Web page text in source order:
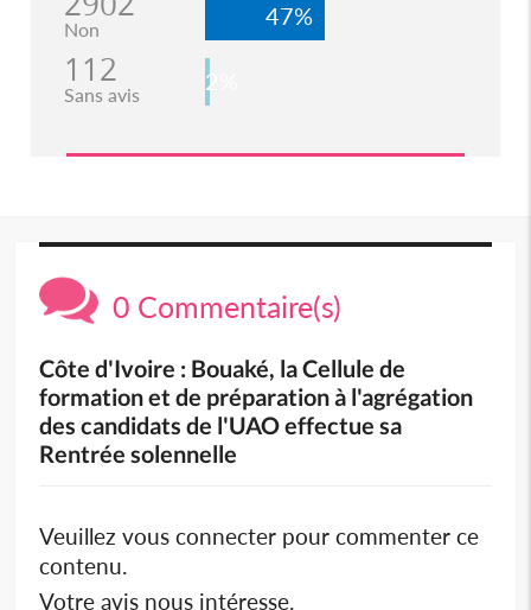
Non 47%
112
Sans avis 2%
0 Commentaire(s)
Côte d'Ivoire : Bouaké, la Cellule de
formation et de préparation à l'agrégation
des candidats de l'UAO effectue sa
Rentrée solennelle
Veuillez vous connecter pour commenter ce
contenu.
Votre avis nous intéresse.